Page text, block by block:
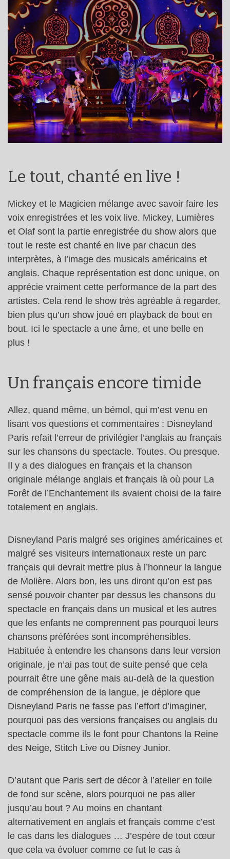
Le tout, chanté en live !
Mickey et le Magicien mélange avec savoir faire les
voix enregistrées et les voix live. Mickey, Lumières
et Olaf sont la partie enregistrée du show alors que
tout le reste est chanté en live par chacun des
interprètes, à l’image des musicals américains et
anglais. Chaque représentation est donc unique, on
apprécie vraiment cette performance de la part des
artistes. Cela rend le show très agréable à regarder,
bien plus qu’un show joué en playback de bout en
bout. Ici le spectacle a une âme, et une belle en
plus !
Un français encore timide
Allez, quand même, un bémol, qui m’est venu en
lisant vos questions et commentaires : Disneyland
Paris refait l’erreur de privilégier l’anglais au français
sur les chansons du spectacle. Toutes. Ou presque.
Il y a des dialogues en français et la chanson
originale mélange anglais et français là où pour La
Forêt de l’Enchantement ils avaient choisi de la faire
totalement en anglais.
Disneyland Paris malgré ses origines américaines et
malgré ses visiteurs internationaux reste un parc
français qui devrait mettre plus à l’honneur la langue
de Molière. Alors bon, les uns diront qu’on est pas
sensé pouvoir chanter par dessus les chansons du
spectacle en français dans un musical et les autres
que les enfants ne comprennent pas pourquoi leurs
chansons préférées sont incompréhensibles.
Habituée à entendre les chansons dans leur version
originale, je n’ai pas tout de suite pensé que cela
pourrait être une gêne mais au-delà de la question
de compréhension de la langue, je déplore que
Disneyland Paris ne fasse pas l’effort d’imaginer,
pourquoi pas des versions françaises ou anglais du
spectacle comme ils le font pour Chantons la Reine
des Neige, Stitch Live ou Disney Junior.
D’autant que Paris sert de décor à l’atelier en toile
de fond sur scène, alors pourquoi ne pas aller
jusqu’au bout ? Au moins en chantant
alternativement en anglais et français comme c’est
le cas dans les dialogues … J’espère de tout cœur
que cela va évoluer comme ce fut le cas à